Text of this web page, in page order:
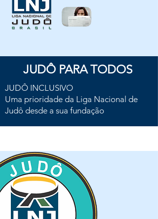
JUDÔ PARA TODOS
JUDÔ INCLUSIVO
Uma prioridade da Liga Nacional de
Judô desde a sua fundação